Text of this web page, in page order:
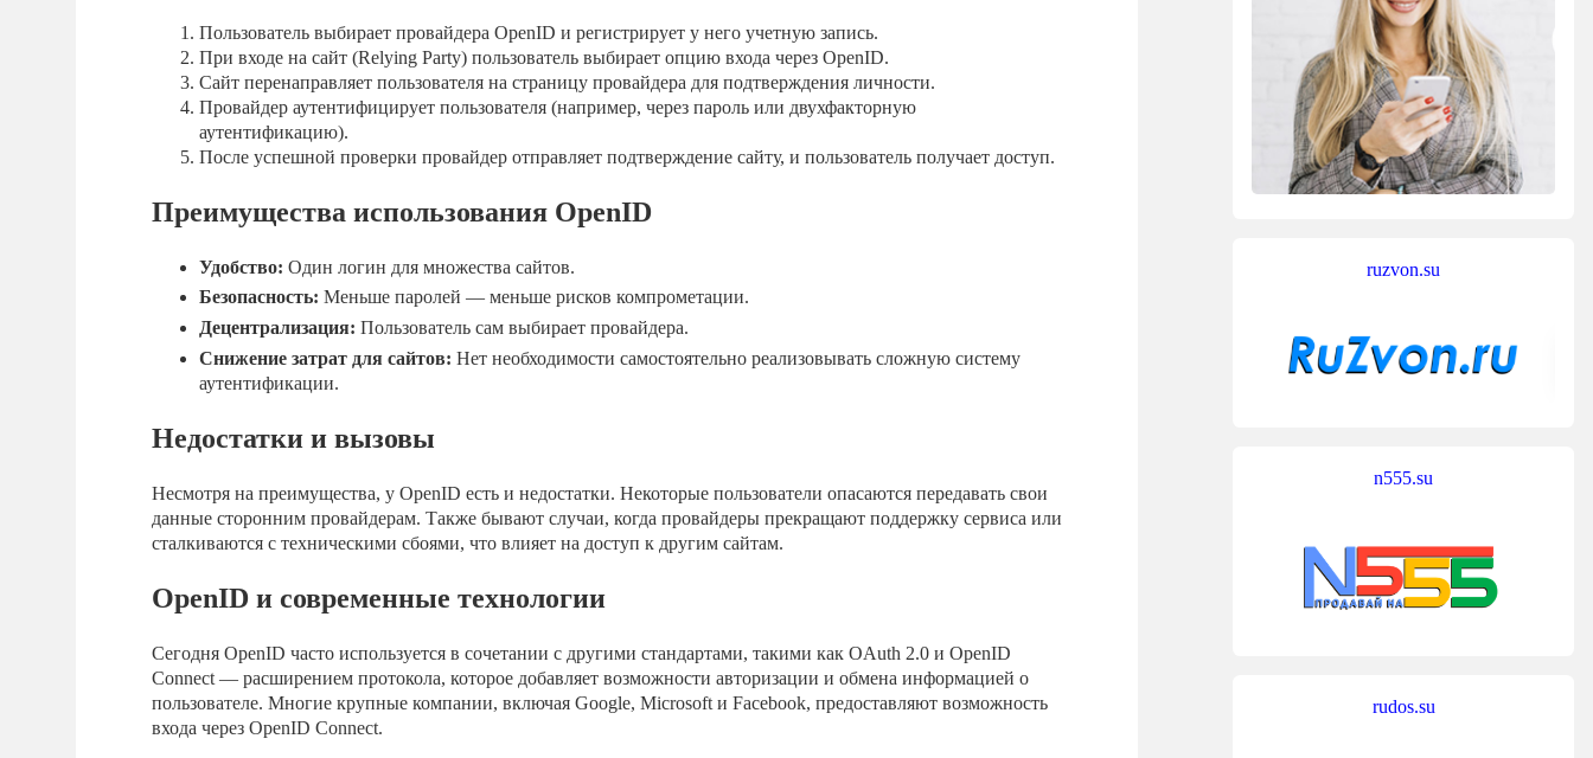
Пользователь выбирает провайдера OpenID и регистрирует у него учетную запись.
При входе на сайт (Relying Party) пользователь выбирает опцию входа через OpenID.
Сайт перенаправляет пользователя на страницу провайдера для подтверждения личности.
Провайдер аутентифицирует пользователя (например, через пароль или двухфакторную
аутентификацию).
После успешной проверки провайдер отправляет подтверждение сайту, и пользователь получает доступ.
Преимущества использования OpenID
Удобство: Один логин для множества сайтов.
Безопасность: Меньше паролей — меньше рисков компрометации.
Децентрализация: Пользователь сам выбирает провайдера.
Снижение затрат для сайтов: Нет необходимости самостоятельно реализовывать сложную систему
аутентификации.
Недостатки и вызовы
Несмотря на преимущества, у OpenID есть и недостатки. Некоторые пользователи опасаются передавать свои
данные сторонним провайдерам. Также бывают случаи, когда провайдеры прекращают поддержку сервиса или
сталкиваются с техническими сбоями, что влияет на доступ к другим сайтам.
OpenID и современные технологии
Сегодня OpenID часто используется в сочетании с другими стандартами, такими как OAuth 2.0 и OpenID
Connect — расширением протокола, которое добавляет возможности авторизации и обмена информацией о
пользователе. Многие крупные компании, включая Google, Microsoft и Facebook, предоставляют возможность
входа через OpenID Connect.
ruzvon.su
n555.su
rudos.su